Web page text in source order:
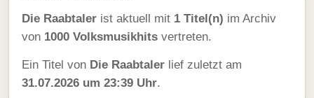
Die Raabtaler ist aktuell mit 1 Titel(n) im Archiv
von 1000 Volksmusikhits vertreten.
Ein Titel von Die Raabtaler lief zuletzt am
31.07.2026 um 23:39 Uhr.